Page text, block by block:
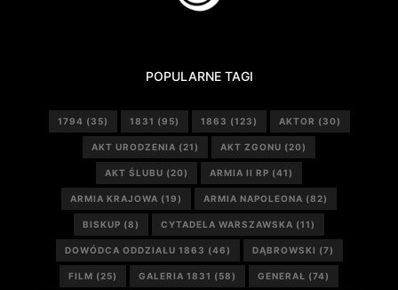
POPULARNE TAGI
1794 (35) 1831 (95) 1863 (123) AKTOR (30)
AKT URODZENIA (21) AKT ZGONU (20)
AKT ŚLUBU (20) ARMIA II RP (41)
ARMIA KRAJOWA (19) ARMIA NAPOLEONA (82)
BISKUP (8) CYTADELA WARSZAWSKA (11)
DOWÓDCA ODDZIAŁU 1863 (46) DĄBROWSKI (7)
FILM (25) GALERIA 1831 (58) GENERAŁ (74)